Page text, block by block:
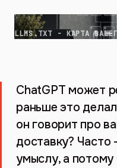
LLMS.TXT - КАРТА
ChatGPT может
раньше это
он говорит про
доставку? Часто
умыслу, а потому